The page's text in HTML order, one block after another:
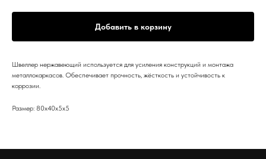
Добавить в корзину
Швеллер нержавеющий используется для усиления конструкций и монтажа
металлокаркасов. Обеспечивает прочность, жёсткость и устойчивость к
коррозии.
Размер: 80х40х5х5